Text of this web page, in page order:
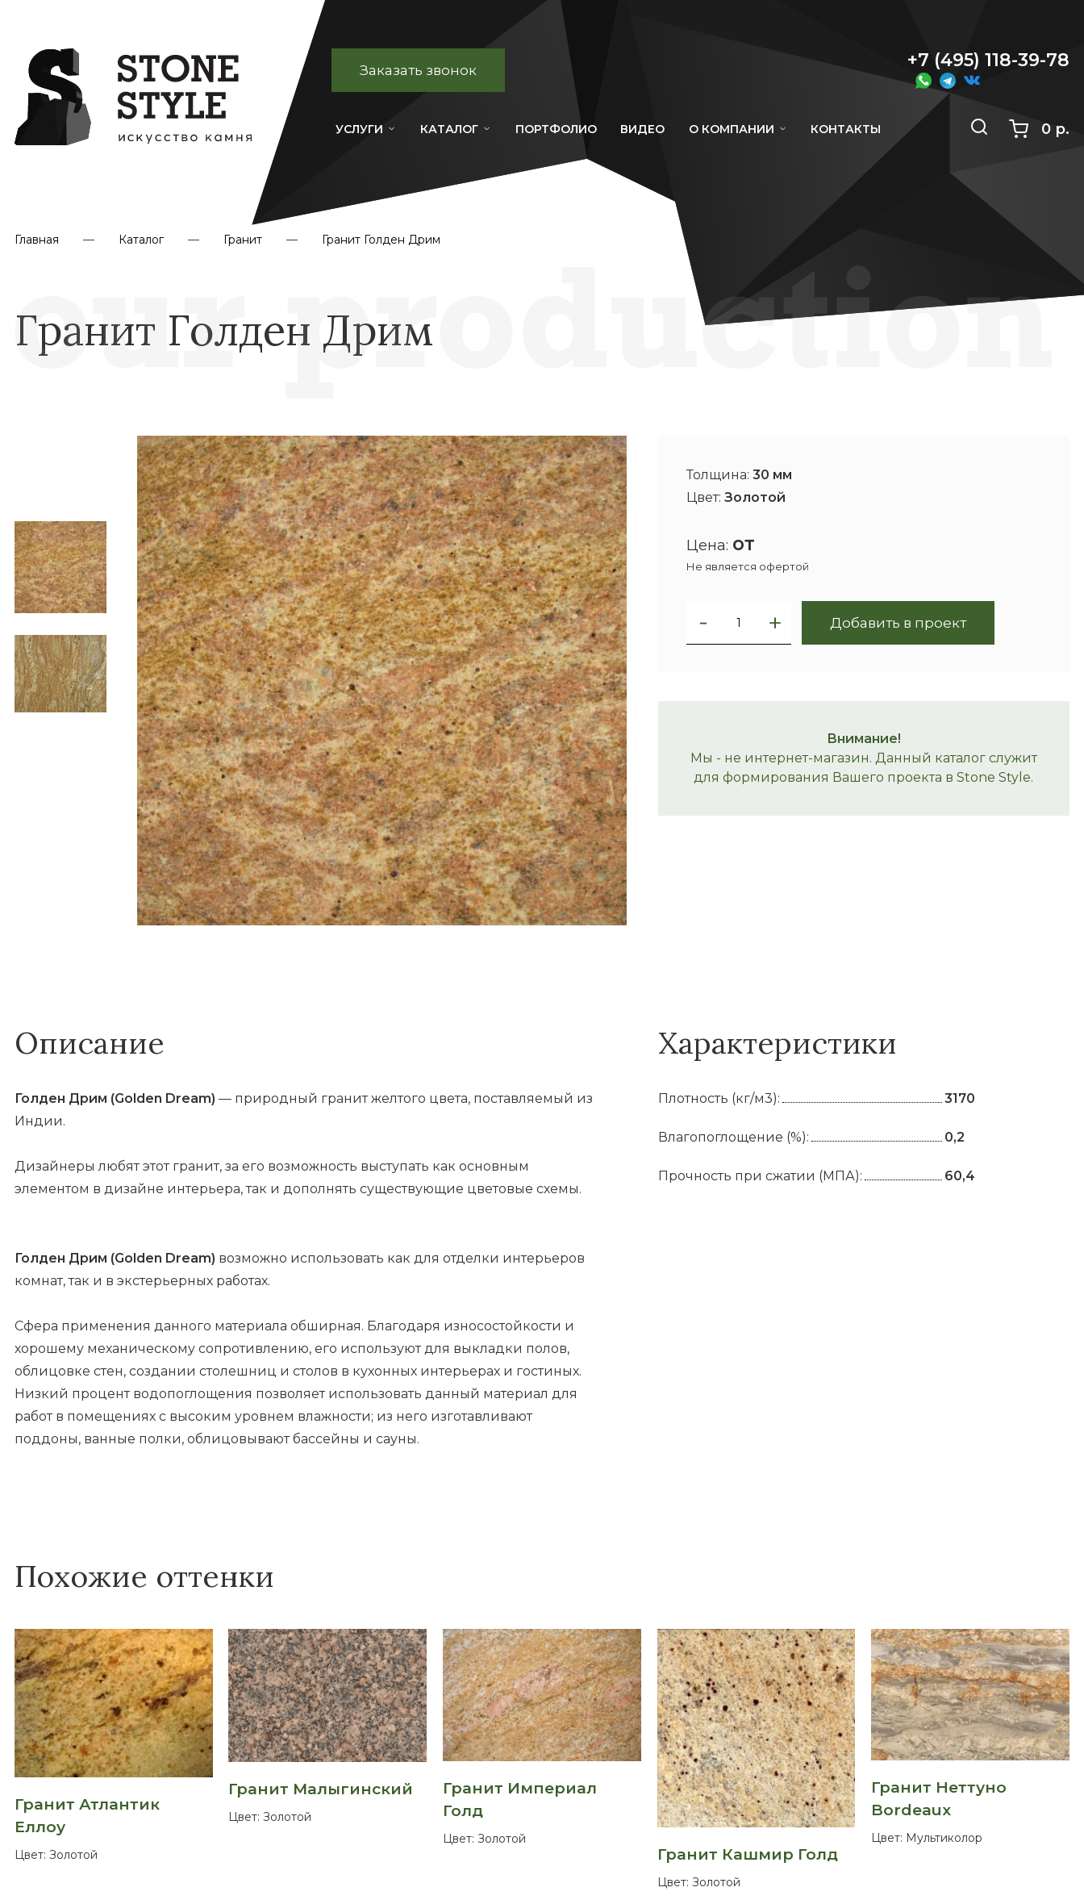
Заказать звонок +7 (495) 118-39-78
УСЛУГИ КАТАЛОГ ПОРТФОЛИО ВИДЕО О КОМПАНИИ КОНТАКТЫ 0 р.
Главная Каталог Гранит Гранит Голден Дрим
Гранит Голден Дрим
Толщина: 30 мм
Цвет: Золотой
Цена: от
Не является офертой
Добавить в проект
Внимание!
Мы - не интернет-магазин. Данный каталог служит
для формирования Вашего проекта в Stone Style.
Описание
Голден Дрим (Golden Dream) — природный гранит желтого цвета, поставляемый из
Индии.
Дизайнеры любят этот гранит, за его возможность выступать как основным
элементом в дизайне интерьера, так и дополнять существующие цветовые схемы.
Голден Дрим (Golden Dream) возможно использовать как для отделки интерьеров
комнат, так и в экстерьерных работах.
Сфера применения данного материала обширная. Благодаря износостойкости и
хорошему механическому сопротивлению, его используют для выкладки полов,
облицовке стен, создании столешниц и столов в кухонных интерьерах и гостиных.
Низкий процент водопоглощения позволяет использовать данный материал для
работ в помещениях с высоким уровнем влажности; из него изготавливают
поддоны, ванные полки, облицовывают бассейны и сауны.
Характеристики
Плотность (кг/м3): 3170
Влагопоглощение (%): 0,2
Прочность при сжатии (МПА): 60,4
Похожие оттенки
Гранит Атлантик
Еллоу
Цвет: Золотой
Гранит Малыгинский
Цвет: Золотой
Гранит Империал
Голд
Цвет: Золотой
Гранит Кашмир Голд
Цвет: Золотой
Гранит Неттуно
Bordeaux
Цвет: Мультиколор